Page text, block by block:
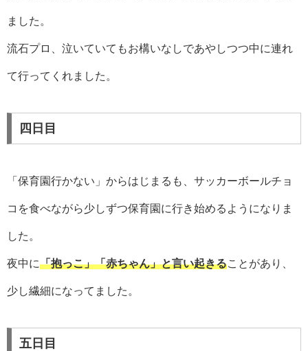
ました。
流石プロ、泣いていてもお構いなしであやしつつ中に連れ
て行ってくれました。
四日目
「保育園行かない」からはじまるも、サッカーボールチョ
コを食べながら少しずつ保育園に行き始めるようになりま
した。
夜中に「抱っこ」「赤ちゃん」と言い起きることがあり、
少し繊細になってました。
五日目